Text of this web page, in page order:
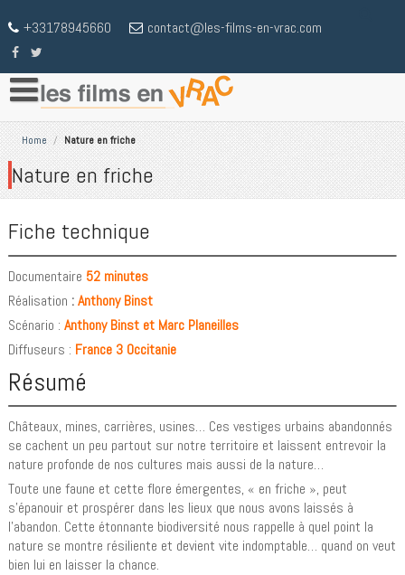
+33178945660 contact@les-films-en-vrac.com
Home / Nature en friche
Nature en friche
Fiche technique
Documentaire 52 minutes
Réalisation :Anthony Binst
Scénario : Anthony Binst et Marc Planeilles
Diffuseurs : France 3 Occitanie
Résumé
Châteaux, mines, carrières, usines… Ces vestiges urbains abandonnés
se cachent un peu partout sur notre territoire et laissent entrevoir la
nature profonde de nos cultures mais aussi de la nature…
Toute une faune et cette flore émergentes, « en friche », peut
s’épanouir et prospérer dans les lieux que nous avons laissés à
l’abandon. Cette étonnante biodiversité nous rappelle à quel point la
nature se montre résiliente et devient vite indomptable… quand on veut
bien lui en laisser la chance.